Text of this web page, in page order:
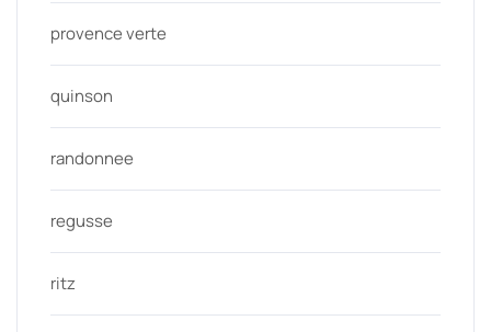
provence verte
quinson
randonnee
regusse
ritz